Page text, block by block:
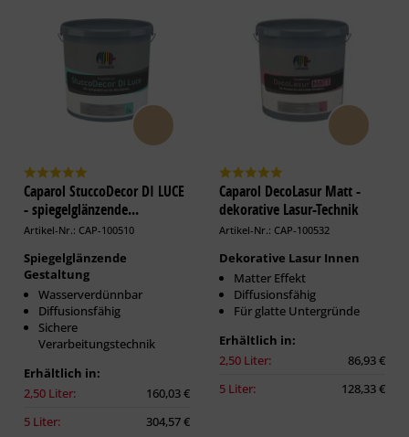
Caparol StuccoDecor DI LUCE
- spiegelglänzende...
Artikel-Nr.: CAP-100510
Spiegelglänzende
Gestaltung
Wasserverdünnbar
Diffusionsfähig
Sichere
Verarbeitungstechnik
Erhältlich in:
2,50 Liter:
160,03 €
5 Liter:
304,57 €
Caparol DecoLasur Matt -
dekorative Lasur-Technik
Artikel-Nr.: CAP-100532
Dekorative Lasur Innen
Matter Effekt
Diffusionsfähig
Für glatte Untergründe
Erhältlich in:
2,50 Liter:
86,93 €
5 Liter:
128,33 €